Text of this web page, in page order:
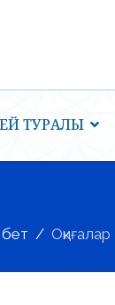
ТУРАЛЫ
Оқиғалар